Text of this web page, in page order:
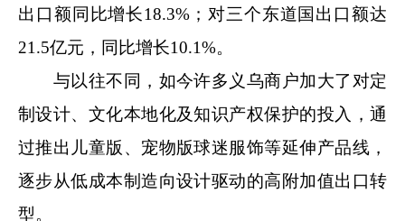
出口额同比增长18.3%；对三个东道国出口额达
21.5亿元，同比增长10.1%。
与以往不同，如今许多义乌商户加大了对定
制设计、文化本地化及知识产权保护的投入，通
过推出儿童版、宠物版球迷服饰等延伸产品线，
逐步从低成本制造向设计驱动的高附加值出口转
型。